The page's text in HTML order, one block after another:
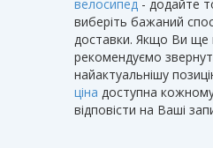
велосипед - додайте
виберіть бажаний
доставки. Якщо Ви ще
рекомендуємо
найактуальнішу
ціна доступна
відповісти на Ваші